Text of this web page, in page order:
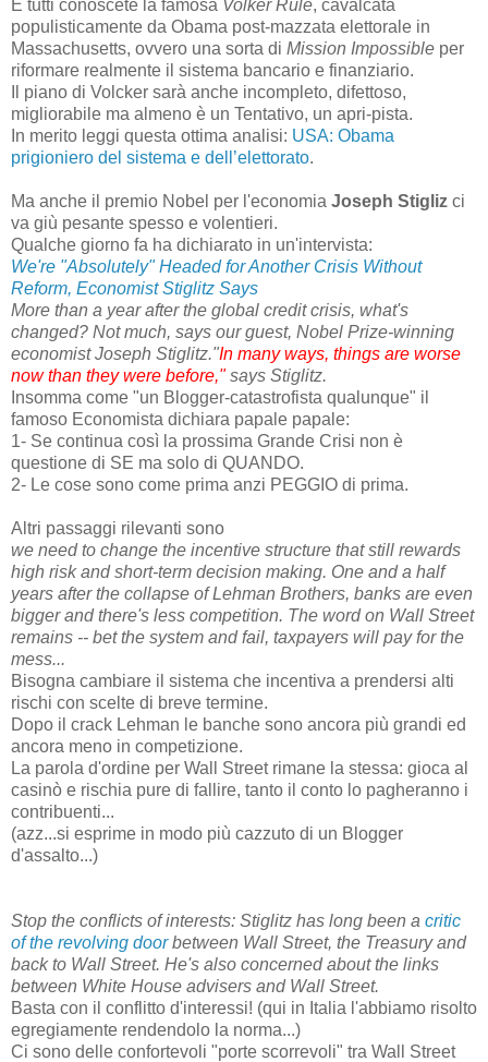
E tutti conoscete la famosa Volker Rule, cavalcata
populisticamente da Obama post-mazzata elettorale in
Massachusetts, ovvero una sorta di Mission Impossible per
riformare realmente il sistema bancario e finanziario.
Il piano di Volcker sarà anche incompleto, difettoso,
migliorabile ma almeno è un Tentativo, un apri-pista.
In merito leggi questa ottima analisi: USA: Obama
prigioniero del sistema e dell’elettorato.
Ma anche il premio Nobel per l'economia Joseph Stigliz ci
va giù pesante spesso e volentieri.
Qualche giorno fa ha dichiarato in un'intervista:
We're "Absolutely" Headed for Another Crisis Without
Reform, Economist Stiglitz Says
More than a year after the global credit crisis, what's
changed? Not much, says our guest, Nobel Prize-winning
economist Joseph Stiglitz."In many ways, things are worse
now than they were before,"says Stiglitz.
Insomma come "un Blogger-catastrofista qualunque" il
famoso Economista dichiara papale papale:
1- Se continua così la prossima Grande Crisi non è
questione di SE ma solo di QUANDO.
2- Le cose sono come prima anzi PEGGIO di prima.
Altri passaggi rilevanti sono
we need to change the incentive structure that still rewards
high risk and short-term decision making. One and a half
years after the collapse of Lehman Brothers, banks are even
bigger and there's less competition. The word on Wall Street
remains -- bet the system and fail, taxpayers will pay for the
mess...
Bisogna cambiare il sistema che incentiva a prendersi alti
rischi con scelte di breve termine.
Dopo il crack Lehman le banche sono ancora più grandi ed
ancora meno in competizione.
La parola d'ordine per Wall Street rimane la stessa: gioca al
casinò e rischia pure di fallire, tanto il conto lo pagheranno i
contribuenti...
(azz...si esprime in modo più cazzuto di un Blogger
d'assalto...)
Stop the conflicts of interests: Stiglitz has long been a critic
of the revolving doorbetween Wall Street, the Treasury and
back to Wall Street. He's also concerned about the links
between White House advisers and Wall Street.
Basta con il conflitto d'interessi! (qui in Italia l'abbiamo risolto
egregiamente rendendolo la norma...)
Ci sono delle confortevoli "porte scorrevoli" tra Wall Street